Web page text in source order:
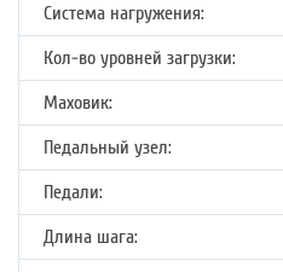
Система нагружения:
Кол-во уровней загрузки:
Маховик:
Педальный узел:
Педали:
Длина шага: